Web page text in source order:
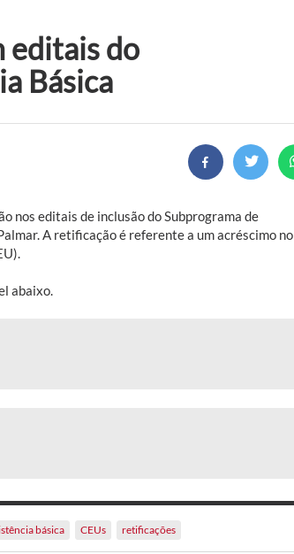
editais do
Básica
nos editais de inclusão do Subprograma de
A retificação é referente a um acréscimo no
abaixo.
básica CEUs retificações